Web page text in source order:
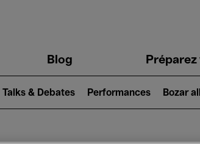
Blog
Talks & Debates Performances Bozar